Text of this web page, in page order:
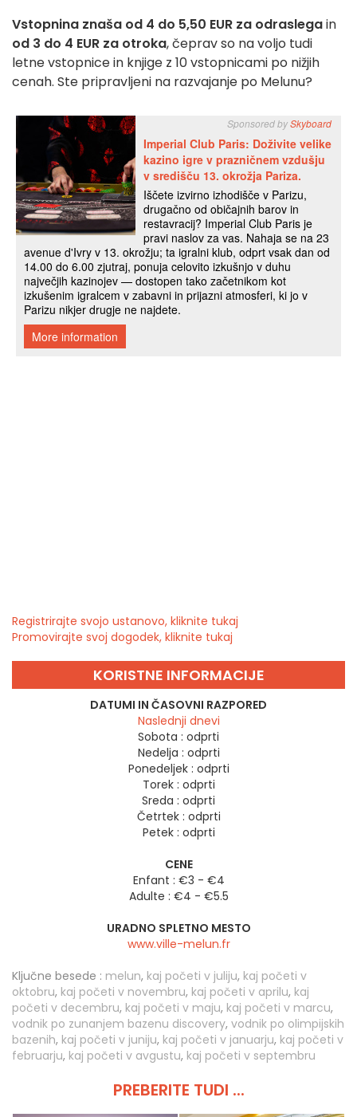
Vstopnina znaša od 4 do 5,50 EUR za odraslegain
od 3 do 4 EUR za otroka, čeprav so na voljo tudi
letne vstopnice in knjige z 10 vstopnicami po nižjih
cenah. Ste pripravljeni na razvajanje po Melunu?
Registrirajte svojo ustanovo, kliknite tukaj
Promovirajte svoj dogodek, kliknite tukaj
KORISTNE INFORMACIJE
DATUMI IN ČASOVNI RAZPORED
Naslednji dnevi
Sobota : odprti
Nedelja : odprti
Ponedeljek : odprti
Torek : odprti
Sreda : odprti
Četrtek : odprti
Petek : odprti
CENE
Enfant : €3 - €4
Adulte : €4 - €5.5
URADNO SPLETNO MESTO
www.ville-melun.fr
Ključne besede : melun, kaj početi v juliju, kaj početi v
oktobru, kaj početi v novembru, kaj početi v aprilu, kaj
početi v decembru, kaj početi v maju, kaj početi v marcu,
vodnik po zunanjem bazenu discovery, vodnik po olimpijskih
bazenih, kaj početi v juniju, kaj početi v januarju, kaj početi v
februarju, kaj početi v avgustu, kaj početi v septembru
PREBERITE TUDI ...